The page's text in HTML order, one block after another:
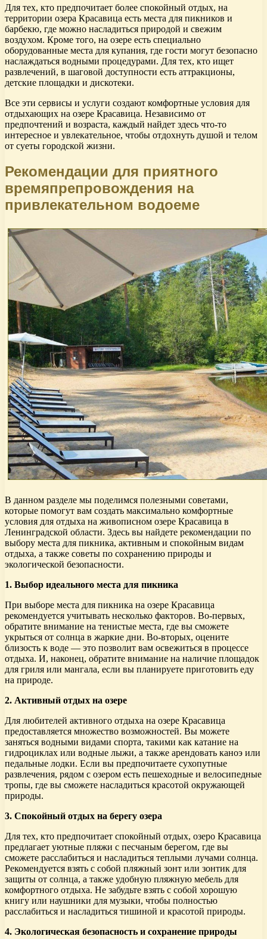
Для тех, кто предпочитает более спокойный отдых, на
территории озера Красавица есть места для пикников и
барбекю, где можно насладиться природой и свежим
воздухом. Кроме того, на озере есть специально
оборудованные места для купания, где гости могут безопасно
наслаждаться водными процедурами. Для тех, кто ищет
развлечений, в шаговой доступности есть аттракционы,
детские площадки и дискотеки.
Все эти сервисы и услуги создают комфортные условия для
отдыхающих на озере Красавица. Независимо от
предпочтений и возраста, каждый найдет здесь что-то
интересное и увлекательное, чтобы отдохнуть душой и телом
от суеты городской жизни.
Рекомендации для приятного
времяпрепровождения на
привлекательном водоеме
В данном разделе мы поделимся полезными советами,
которые помогут вам создать максимально комфортные
условия для отдыха на живописном озере Красавица в
Ленинградской области. Здесь вы найдете рекомендации по
выбору места для пикника, активным и спокойным видам
отдыха, а также советы по сохранению природы и
экологической безопасности.
1. Выбор идеального места для пикника
При выборе места для пикника на озере Красавица
рекомендуется учитывать несколько факторов. Во-первых,
обратите внимание на тенистые места, где вы сможете
укрыться от солнца в жаркие дни. Во-вторых, оцените
близость к воде — это позволит вам освежиться в процессе
отдыха. И, наконец, обратите внимание на наличие площадок
для гриля или мангала, если вы планируете приготовить еду
на природе.
2. Активный отдых на озере
Для любителей активного отдыха на озере Красавица
предоставляется множество возможностей. Вы можете
заняться водными видами спорта, такими как катание на
гидроциклах или водные лыжи, а также арендовать каноэ или
педальные лодки. Если вы предпочитаете сухопутные
развлечения, рядом с озером есть пешеходные и велосипедные
тропы, где вы сможете насладиться красотой окружающей
природы.
3. Спокойный отдых на берегу озера
Для тех, кто предпочитает спокойный отдых, озеро Красавица
предлагает уютные пляжи с песчаным берегом, где вы
сможете расслабиться и насладиться теплыми лучами солнца.
Рекомендуется взять с собой пляжный зонт или зонтик для
защиты от солнца, а также удобную пляжную мебель для
комфортного отдыха. Не забудьте взять с собой хорошую
книгу или наушники для музыки, чтобы полностью
расслабиться и насладиться тишиной и красотой природы.
4. Экологическая безопасность и сохранение природы